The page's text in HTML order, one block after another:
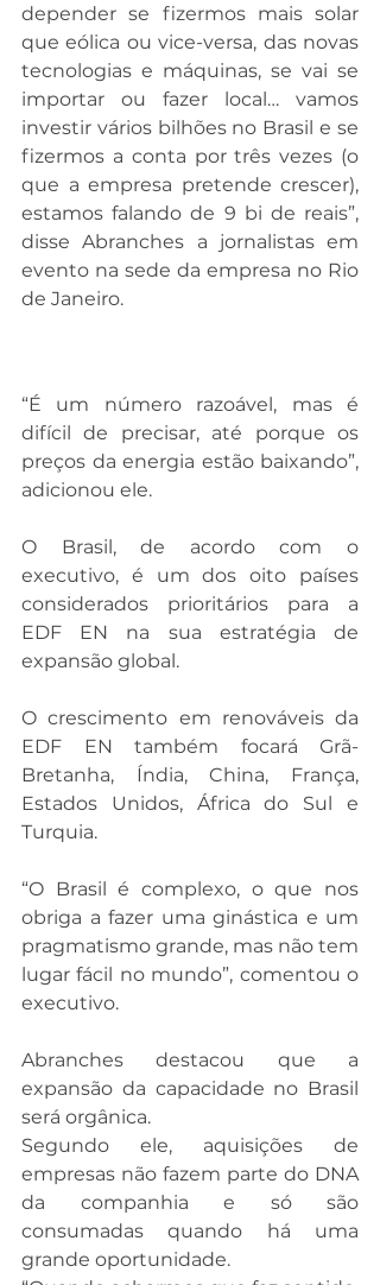
depender se fizermos mais solar
que eólica ou vice-versa, das novas
tecnologias e máquinas, se vai se
importar ou fazer local… vamos
investir vários bilhões no Brasil e se
fizermos a conta por três vezes (o
que a empresa pretende crescer),
estamos falando de 9 bi de reais”,
disse Abranches a jornalistas em
evento na sede da empresa no Rio
de Janeiro.
“É um número razoável, mas é
difícil de precisar, até porque os
preços da energia estão baixando”,
adicionou ele.
O Brasil, de acordo com o
executivo, é um dos oito países
considerados prioritários para a
EDF EN na sua estratégia de
expansão global.
O crescimento em renováveis da
EDF EN também focará Grã-
Bretanha, Índia, China, França,
Estados Unidos, África do Sul e
Turquia.
“O Brasil é complexo, o que nos
obriga a fazer uma ginástica e um
pragmatismo grande, mas não tem
lugar fácil no mundo”, comentou o
executivo.
Abranches destacou que a
expansão da capacidade no Brasil
será orgânica.
Segundo ele, aquisições de
empresas não fazem parte do DNA
da companhia e só são
consumadas quando há uma
grande oportunidade.